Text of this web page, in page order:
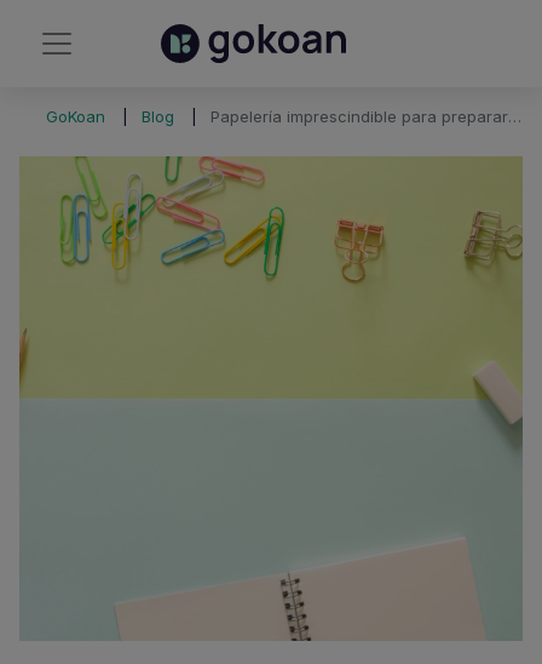
GoKoan Blog Papelería imprescindible para preparar tus oposiciones